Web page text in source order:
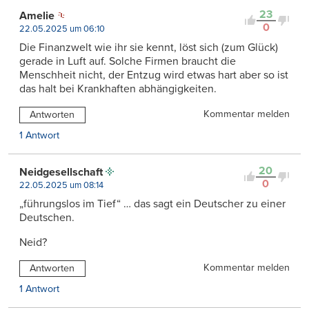
23
0
Amelie
22.05.2025 um 06:10
Die Finanzwelt wie ihr sie kennt, löst sich (zum Glück)
gerade in Luft auf. Solche Firmen braucht die
Menschheit nicht, der Entzug wird etwas hart aber so ist
das halt bei Krankhaften abhängigkeiten.
Antworten
Kommentar melden
1 Antwort
20
0
Neidgesellschaft
22.05.2025 um 08:14
„führungslos im Tief“ … das sagt ein Deutscher zu einer
Deutschen.
Neid?
Antworten
Kommentar melden
1 Antwort